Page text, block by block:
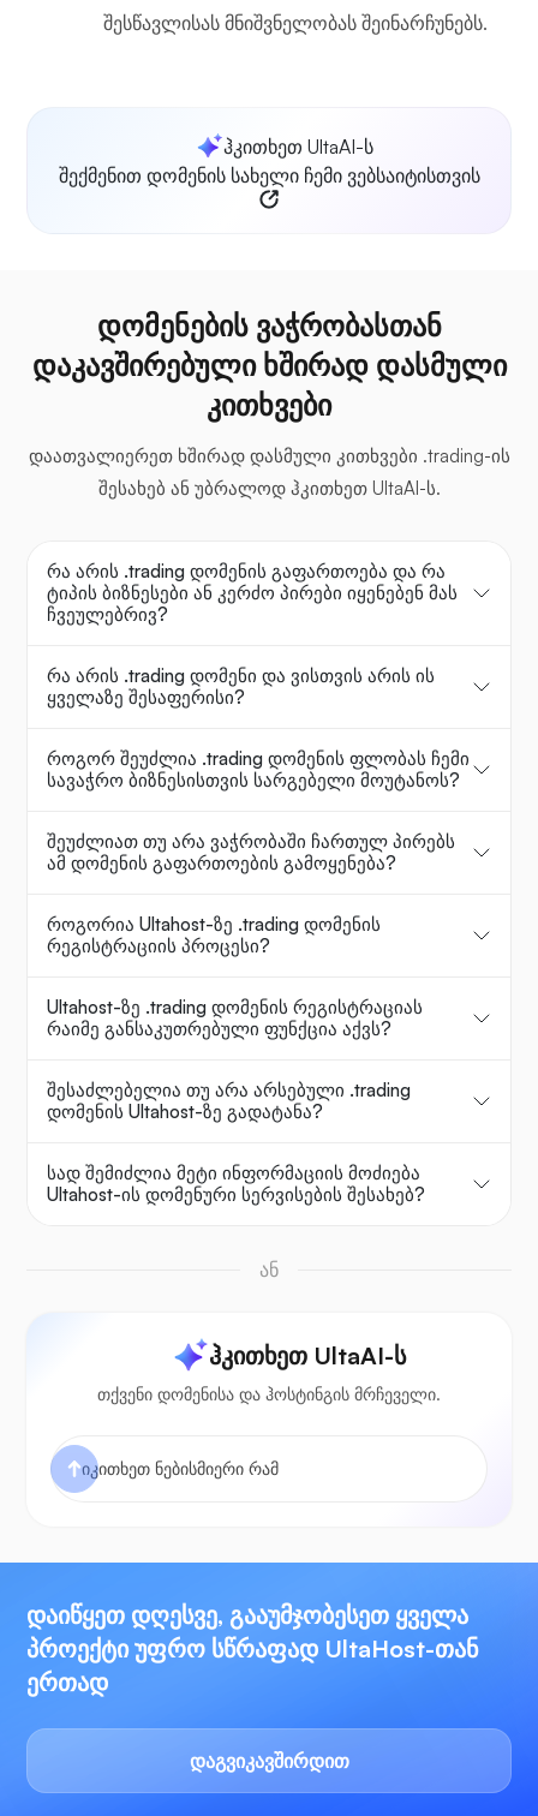
შესწავლისას მნიშვნელობას შეინარჩუნებს.
ჰკითხეთ UltaAI-ს
შექმენით დომენის სახელი ჩემი ვებსაიტისთვის
დომენების ვაჭრობასთან
დაკავშირებული ხშირად დასმული
კითხვები
დაათვალიერეთ ხშირად დასმული კითხვები .trading-ის
შესახებ ან უბრალოდ ჰკითხეთ UltaAI-ს.
რა არის .trading დომენის გაფართოება და რა
ტიპის ბიზნესები ან კერძო პირები იყენებენ მას
ჩვეულებრივ?
რა არის .trading დომენი და ვისთვის არის ის
ყველაზე შესაფერისი?
როგორ შეუძლია .trading დომენის ფლობას ჩემი
სავაჭრო ბიზნესისთვის სარგებელი მოუტანოს?
შეუძლიათ თუ არა ვაჭრობაში ჩართულ პირებს
ამ დომენის გაფართოების გამოყენება?
როგორია Ultahost-ზე .trading დომენის
რეგისტრაციის პროცესი?
Ultahost-ზე .trading დომენის რეგისტრაციას
რაიმე განსაკუთრებული ფუნქცია აქვს?
შესაძლებელია თუ არა არსებული .trading
დომენის Ultahost-ზე გადატანა?
სად შემიძლია მეტი ინფორმაციის მოძიება
Ultahost-ის დომენური სერვისების შესახებ?
ან
ჰკითხეთ UltaAI-ს
თქვენი დომენისა და ჰოსტინგის მრჩეველი.
დაიწყეთ დღესვე, გააუმჯობესეთ ყველა
პროექტი უფრო სწრაფად UltaHost-თან
ერთად
დაგვიკავშირდით